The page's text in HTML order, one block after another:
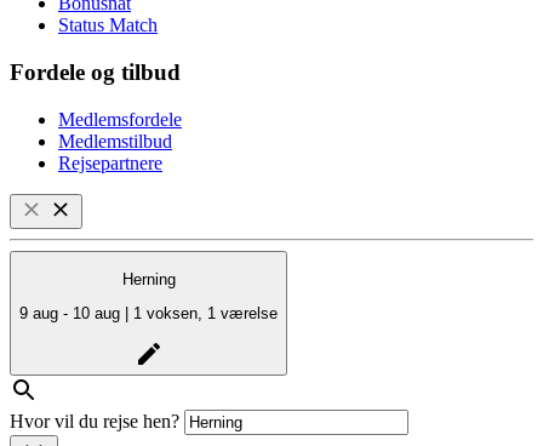
Status Match
Fordele og tilbud
Medlemsfordele
Medlemstilbud
Rejsepartnere
Herning
9 aug - 10 aug | 1 voksen, 1 værelse
Hvor vil du rejse hen?